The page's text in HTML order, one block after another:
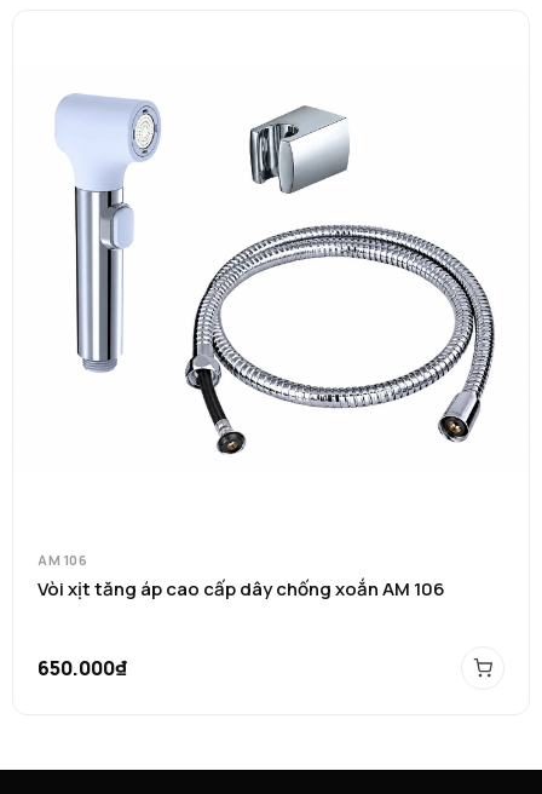
AM 106
Vòi xịt tăng áp cao cấp dây chống xoắn AM 106
650.000₫